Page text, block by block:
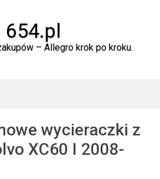
654.pl
– Allegro krok po kroku.
wycieraczki z
XC60 I 2008-